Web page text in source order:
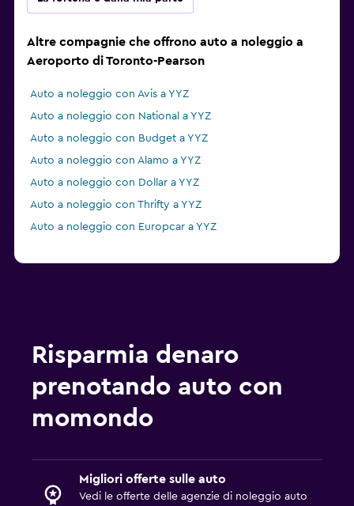
Altre compagnie che offrono auto a noleggio a
Aeroporto di Toronto-Pearson
Auto a noleggio con Avis a YYZ
Auto a noleggio con National a YYZ
Auto a noleggio con Budget a YYZ
Auto a noleggio con Alamo a YYZ
Auto a noleggio con Dollar a YYZ
Auto a noleggio con Thrifty a YYZ
Auto a noleggio con Europcar a YYZ
Risparmia denaro
prenotando auto con
momondo
Migliori offerte sulle auto
Vedi le offerte delle agenzie di noleggio auto